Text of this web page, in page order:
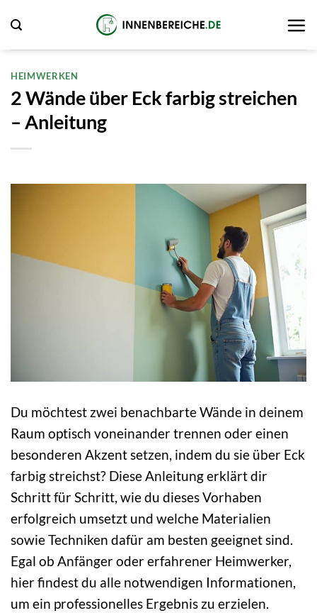
Inhalt
springen
HEIMWERKEN
2 Wände über Eck farbig streichen
– Anleitung
Du möchtest zwei benachbarte Wände in deinem
Raum optisch voneinander trennen oder einen
besonderen Akzent setzen, indem du sie über Eck
farbig streichst? Diese Anleitung erklärt dir
Schritt für Schritt, wie du dieses Vorhaben
erfolgreich umsetzt und welche Materialien
sowie Techniken dafür am besten geeignet sind.
Egal ob Anfänger oder erfahrener Heimwerker,
hier findest du alle notwendigen Informationen,
um ein professionelles Ergebnis zu erzielen.